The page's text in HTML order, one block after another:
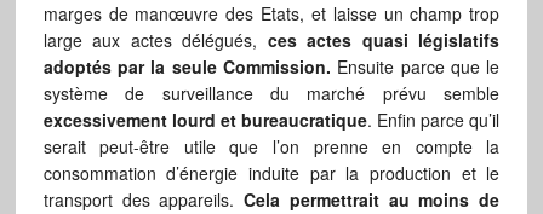
marges de manœuvre des Etats, et laisse un champ trop
large aux actes délégués, ces actes quasi législatifs
adoptés par la seule Commission. Ensuite parce que le
système de surveillance du marché prévu semble
excessivement lourd et bureaucratique. Enfin parce qu’il
serait peut-être utile que l’on prenne en compte la
consommation d’énergie induite par la production et le
transport des appareils.Cela permettrait au moins de